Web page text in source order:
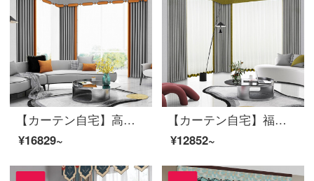
【カーテン自宅】高遮光リビングルームのシェニールの花型定型化のためにカーテンを軽くしてセットする/ダブルオープン(適用窓の幅は4.1-4.4メートル)
¥16829~
【カーテン自宅】福園高遮光高精密定型化継ぎ接ぎリビングルームの軽奢なカーテンの完成品を花に見立てて制定した床窓JBLW-Sフック/カーテンヘッドを含まない(高さ2.6 m以内で改変可能)XLのカーテンセット/ダブルオープン(適用窓の幅4.1-1.4メートル)
¥12852~